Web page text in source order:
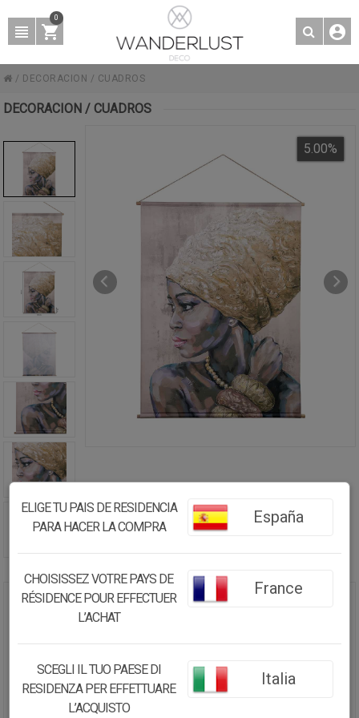
0
/ DECORACION / CUADROS
DECORACION / CUADROS
LIENZO PERGAMINO DE TELA
48.28€
5.00%
45.87€
ELIGE TU PAIS DE RESIDENCIA
PARA HACER LA COMPRA
España
CHOISISSEZ VOTRE PAYS DE
RÉSIDENCE POUR EFFECTUER
L’ACHAT
France
SCEGLI IL TUO PAESE DI
RESIDENZA PER EFFETTUARE
L’ACQUISTO
Italia